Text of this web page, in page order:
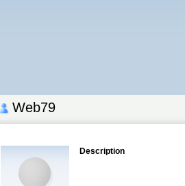
Web79
Description